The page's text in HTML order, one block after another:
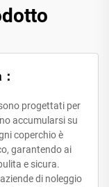
progettati per
accumularsi su
coperchio è
garantendo ai
e sicura.
di noleggio